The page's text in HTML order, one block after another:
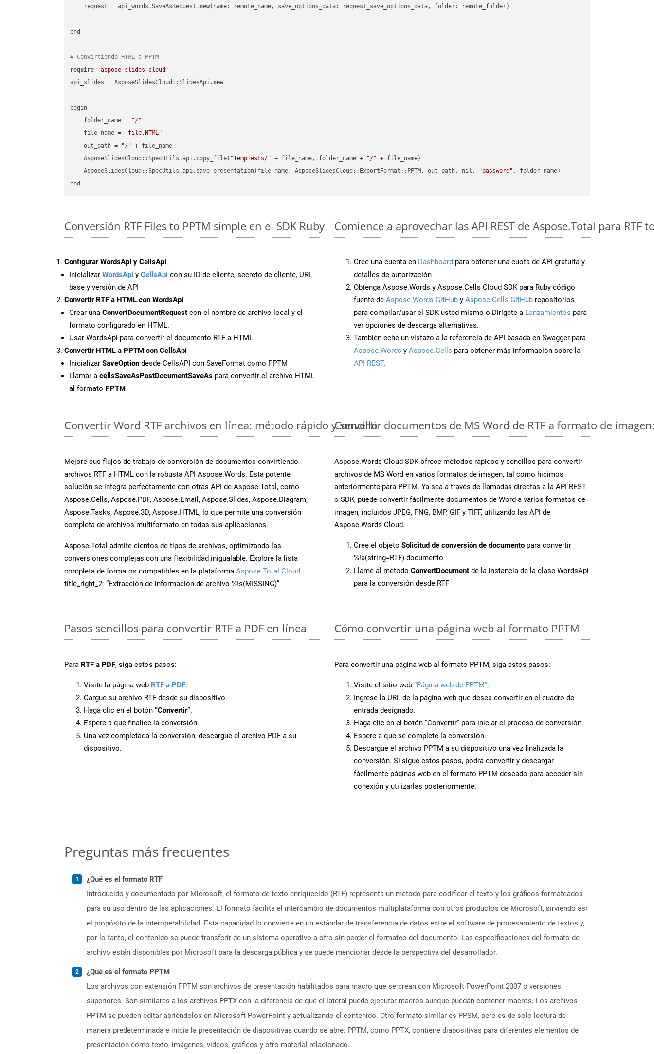
    request = api_words.SaveAsRequest.
new(name: remote_name, save_options_data: request_save_options_data, folder: remote_folder)
end
# Convirtiendo HTML a PPTM
require
'aspose_slides_cloud'
api_slides = AsposeSlidesCloud::SlidesApi. new
begin
    folder_name =
"/"
    file_name =
"file.HTML"
    out_path =
"/" + file_name
    AsposeSlidesCloud::SpecUtils.api.copy_file(
"TempTests/" + file_name, folder_name + "/" + file_name)
    AsposeSlidesCloud::SpecUtils.api.save_presentation(file_name, AsposeSlidesCloud::ExportFormat::PPTM, out_path, nil,
"password" , folder_name)
Conversión RTF Files to PPTM simple en el SDK Ruby
Configurar WordsApi y CellsApi
Inicializar WordsApi y CellsApi con su ID de cliente, secreto de cliente, URL
base y versión de API
Convertir RTF a HTML con WordsApi
Crear una ConvertDocumentRequest con el nombre de archivo local y el
formato configurado en HTML.
Usar WordsApi para convertir el documento RTF a HTML.
Convertir HTML a PPTM con CellsApi
Inicializar SaveOption desde CellsAPI con SaveFormat como PPTM
Llamar a cellsSaveAsPostDocumentSaveAs para convertir el archivo HTML
al formato PPTM
Comience a aprovechar las API REST de Aspose.Total para RTF
Cree una cuenta en Dashboard para obtener una cuota de API gratuita y
detalles de autorización
Obtenga Aspose.Words y Aspose.Cells Cloud SDK para Ruby código
fuente de Aspose.Words GitHub y Aspose.Cells GitHub repositorios
para compilar/usar el SDK usted mismo o Dirígete a Lanzamientos para
ver opciones de descarga alternativas.
También eche un vistazo a la referencia de API basada en Swagger para
Aspose.Words y Aspose.Cells para obtener más información sobre la
API REST.
Convertir Word RTF archivos en línea: método rápido y sencillo
Mejore sus flujos de trabajo de conversión de documentos convirtiendo
archivos RTF a HTML con la robusta API Aspose.Words. Esta potente
solución se integra perfectamente con otras API de Aspose.Total, como
Aspose.Cells, Aspose.PDF, Aspose.Email, Aspose.Slides, Aspose.Diagram,
Aspose.Tasks, Aspose.3D, Aspose.HTML, lo que permite una conversión
completa de archivos multiformato en todas sus aplicaciones.
Aspose.Total admite cientos de tipos de archivos, optimizando las
conversiones complejas con una flexibilidad inigualable. Explore la lista
completa de formatos compatibles en la plataforma Aspose.Total Cloud.
title_right_2: “Extracción de información de archivo %!s(MISSING)”
Convertir documentos de MS Word de RTF a formato de
Aspose.Words Cloud SDK ofrece métodos rápidos y sencillos para convertir
archivos de MS Word en varios formatos de imagen, tal como hicimos
anteriormente para PPTM. Ya sea a través de llamadas directas a la API REST
o SDK, puede convertir fácilmente documentos de Word a varios formatos de
imagen, incluidos JPEG, PNG, BMP, GIF y TIFF, utilizando las API de
Aspose.Words Cloud.
Cree el objeto Solicitud de conversión de documento para convertir
%!a(string=RTF) documento
Llame al método ConvertDocument de la instancia de la clase WordsApi
para la conversión desde RTF
Pasos sencillos para convertir RTF a PDF en línea
Para RTF a PDF, siga estos pasos:
Visite la página web RTF a PDF.
Cargue su archivo RTF desde su dispositivo.
Haga clic en el botón “Convertir”.
Espere a que finalice la conversión.
Una vez completada la conversión, descargue el archivo PDF a su
dispositivo.
Cómo convertir una página web al formato PPTM
Para convertir una página web al formato PPTM, siga estos pasos:
Visite el sitio web “Página web de PPTM”.
Ingrese la URL de la página web que desea convertir en el cuadro de
entrada designado.
Haga clic en el botón “Convertir” para iniciar el proceso de conversión.
Espere a que se complete la conversión.
Descargue el archivo PPTM a su dispositivo una vez finalizada la
conversión. Si sigue estos pasos, podrá convertir y descargar
fácilmente páginas web en el formato PPTM deseado para acceder sin
conexión y utilizarlas posteriormente.
Preguntas más frecuentes
¿Qué es el formato RTF
Introducido y documentado por Microsoft, el formato de texto enriquecido (RTF) representa un método para codificar el texto y los gráficos formateados
para su uso dentro de las aplicaciones. El formato facilita el intercambio de documentos multiplataforma con otros productos de Microsoft, sirviendo así
el propósito de la interoperabilidad. Esta capacidad lo convierte en un estándar de transferencia de datos entre el software de procesamiento de textos y,
por lo tanto, el contenido se puede transferir de un sistema operativo a otro sin perder el formateo del documento. Las especificaciones del formato de
archivo están disponibles por Microsoft para la descarga pública y se puede mencionar desde la perspectiva del desarrollador.
¿Qué es el formato PPTM
Los archivos con extensión PPTM son archivos de presentación habilitados para macro que se crean con Microsoft PowerPoint 2007 o versiones
superiores. Son similares a los archivos PPTX con la diferencia de que el lateral puede ejecutar macros aunque puedan contener macros. Los archivos
PPTM se pueden editar abriéndolos en Microsoft PowerPoint y actualizando el contenido. Otro formato similar es PPSM, pero es de solo lectura de
manera predeterminada e inicia la presentación de diapositivas cuando se abre. PPTM, como PPTX, contiene diapositivas para diferentes elementos de
presentación como texto, imágenes, videos, gráficos y otro material relacionado.